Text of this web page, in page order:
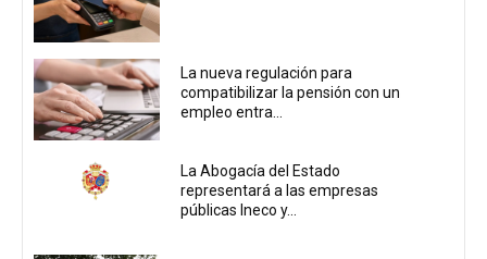
La nueva regulación para
compatibilizar la pensión con un
empleo entra...
La Abogacía del Estado
representará a las empresas
públicas Ineco y...